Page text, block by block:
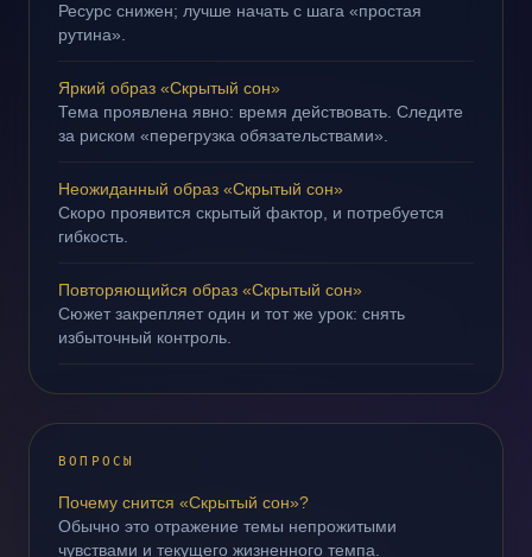
Ресурс снижен; лучше начать с шага «простая
рутина».
Яркий образ «Скрытый сон»
Тема проявлена явно: время действовать. Следите
за риском «перегрузка обязательствами».
Неожиданный образ «Скрытый сон»
Скоро проявится скрытый фактор, и потребуется
гибкость.
Повторяющийся образ «Скрытый сон»
Сюжет закрепляет один и тот же урок: снять
избыточный контроль.
ВОПРОСЫ
Почему снится «Скрытый сон»?
Обычно это отражение темы непрожитыми
чувствами и текущего жизненного темпа.